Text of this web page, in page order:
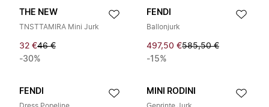
THE NEW
TNSTTAMIRA Mini Jurk
32 €46 €
-30%
FENDI
Ballonjurk
497,50 €585,50 €
-15%
FENDI MINI RODINI